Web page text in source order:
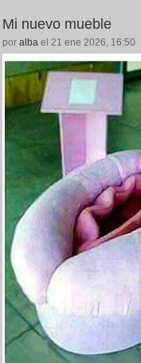
Mi nuevo mueble
por alba el 21 ene 2026, 16:50